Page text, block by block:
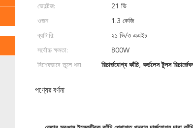
ভোল্টেজ: 21 ভি
ওজন: 1.3 কেজি
ব্যাটারি: ২১ ভি/৩ এএইচ
সর্বোচ্চ ক্ষমতা: 800W
বিশেষভাবে তুলে ধরা: রিচার্জযোগ্য কাঁচি, কর্ডলেস টুলস
পণ্যের বর্ণনা